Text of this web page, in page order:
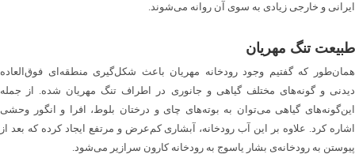
ایرانی و خارجی زیادی به سوی آن روانه می‌شوند.
طبیعت تنگ مهریان
همان‌طور که گفتیم وجود رودخانه مهریان باعث شکل‌گیری منطقه‌ای فوق‌العاده
دیدنی و گونه‌های مختلف گیاهی و جانوری در اطراف تنگ مهریان شده. از جمله
این‌گونه‌های گیاهی می‌توان به بوته‌های چای و درختان بلوط، افرا و انگور وحشی
اشاره کرد. علاوه بر این آب رودخانه، آبشاری کم‌عرض و مرتفع ایجاد کرده که بعد از
پیوستن به رودخانه‌ی بشار یاسوج به رودخانه کارون سرازیر می‌شود.